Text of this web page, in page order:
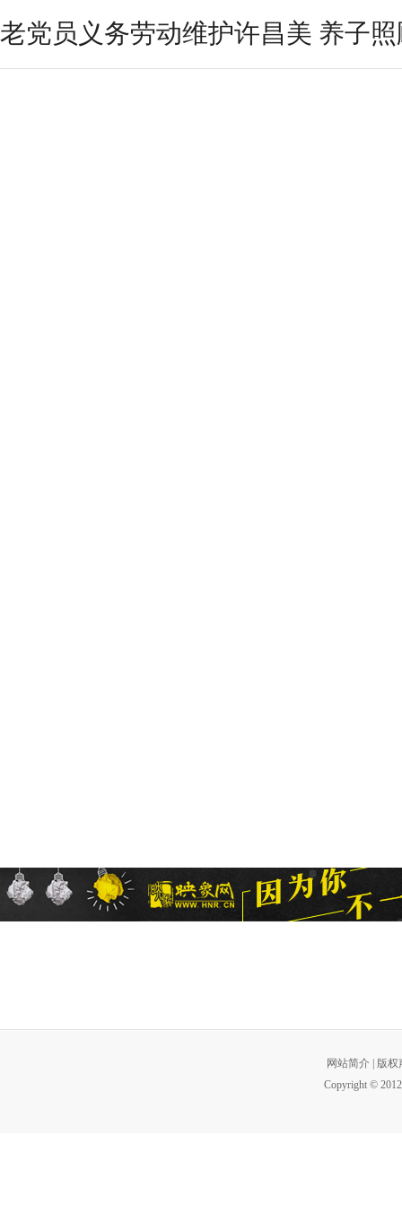
老党员义务劳动维护许昌美 养子
网站简介
版权
Copyright ©